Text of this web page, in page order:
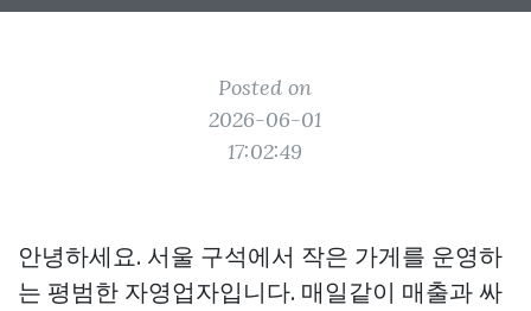
Posted on
2026-06-01
17:02:49
안녕하세요. 서울 구석에서 작은 가게를 운영하
는 평범한 자영업자입니다. 매일같이 매출과 싸